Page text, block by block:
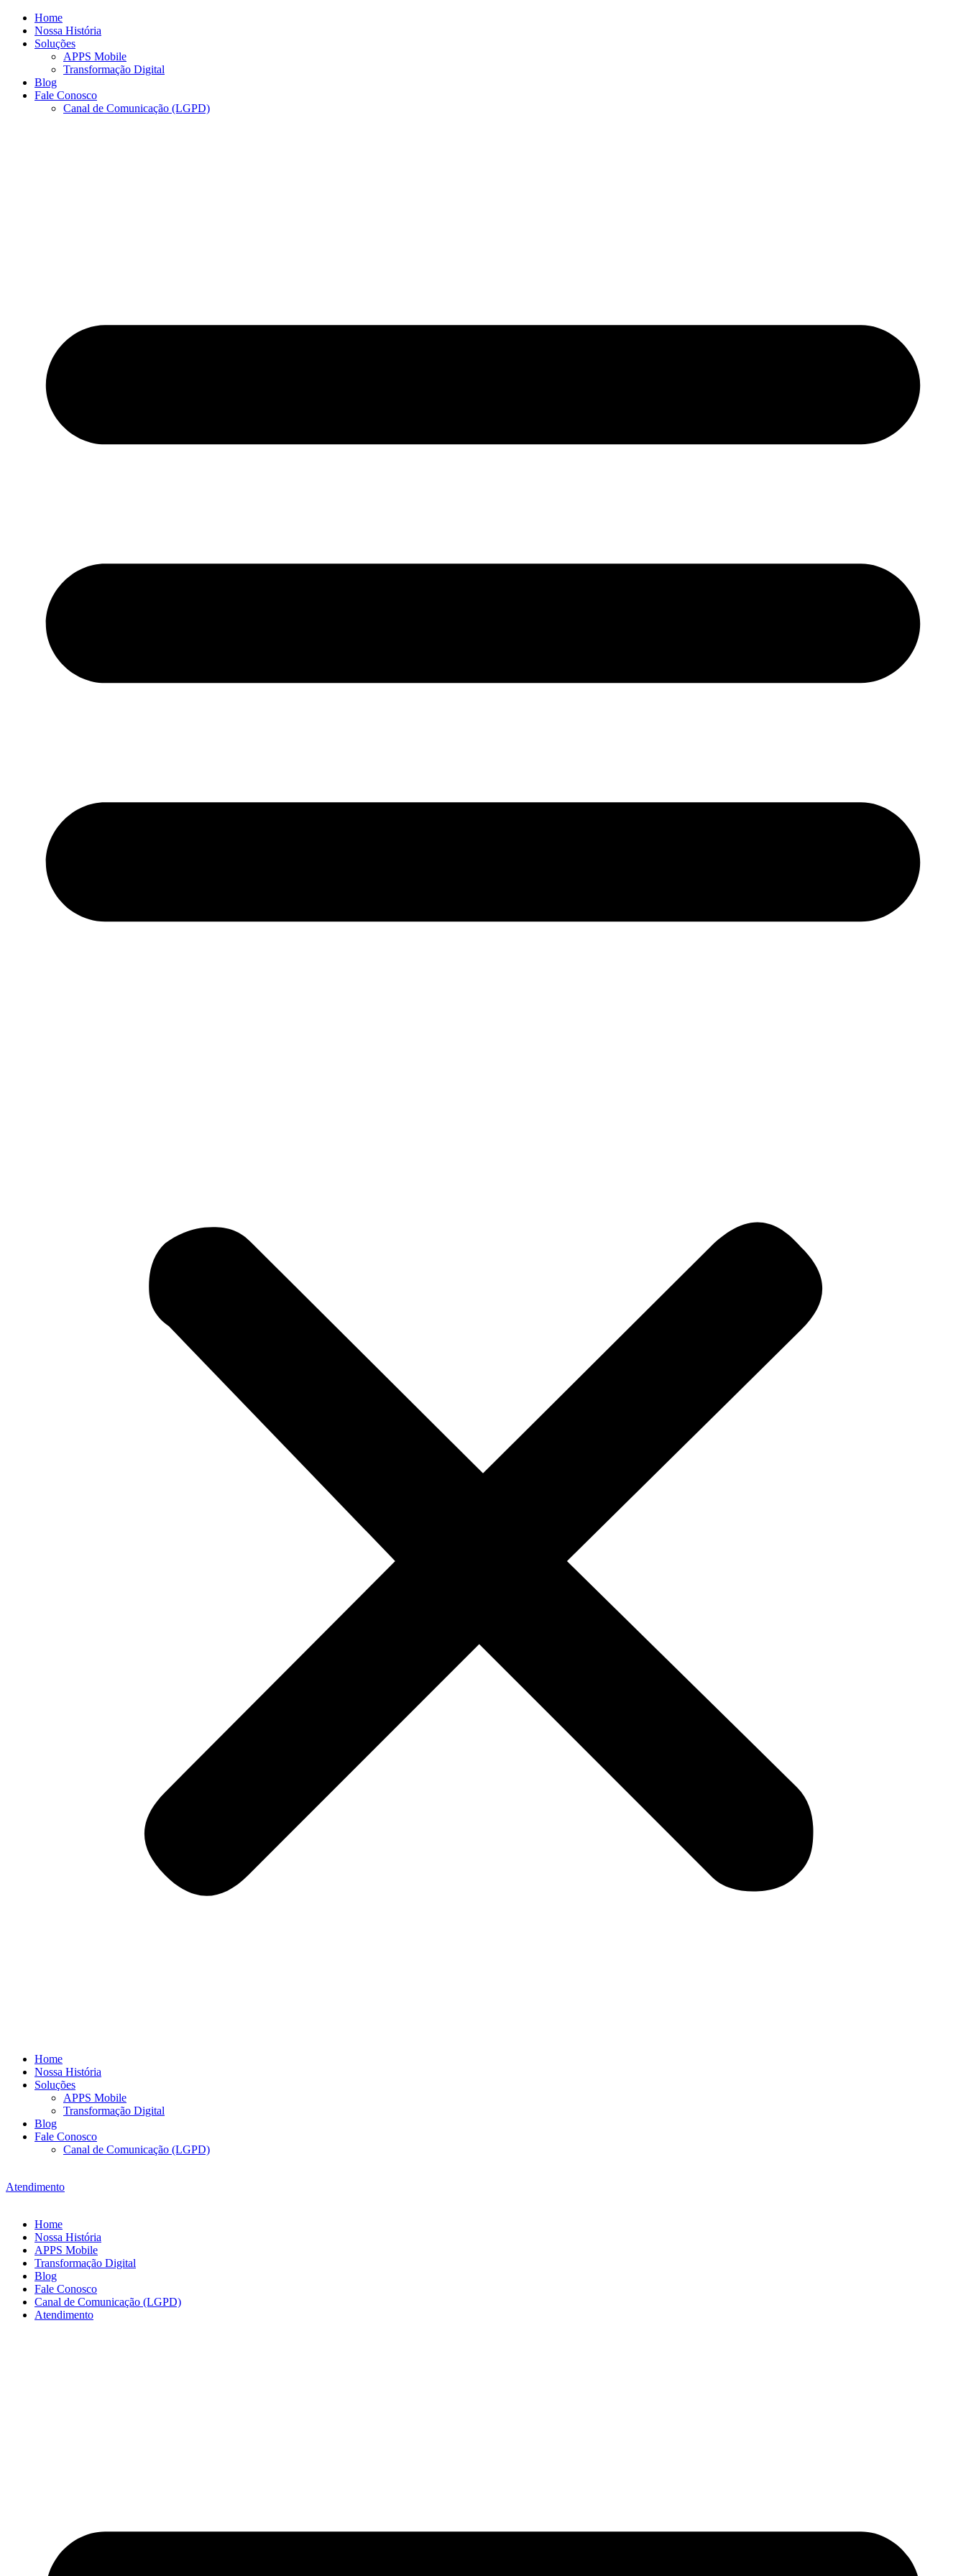
para
Home
Nossa História
Soluções
APPS Mobile
Transformação Digital
Blog
Fale Conosco
Canal de Comunicação (LGPD)
Home
Nossa História
Soluções
APPS Mobile
Transformação Digital
Blog
Fale Conosco
Canal de Comunicação (LGPD)
Atendimento
Home
Nossa História
APPS Mobile
Transformação Digital
Blog
Fale Conosco
Canal de Comunicação (LGPD)
Atendimento